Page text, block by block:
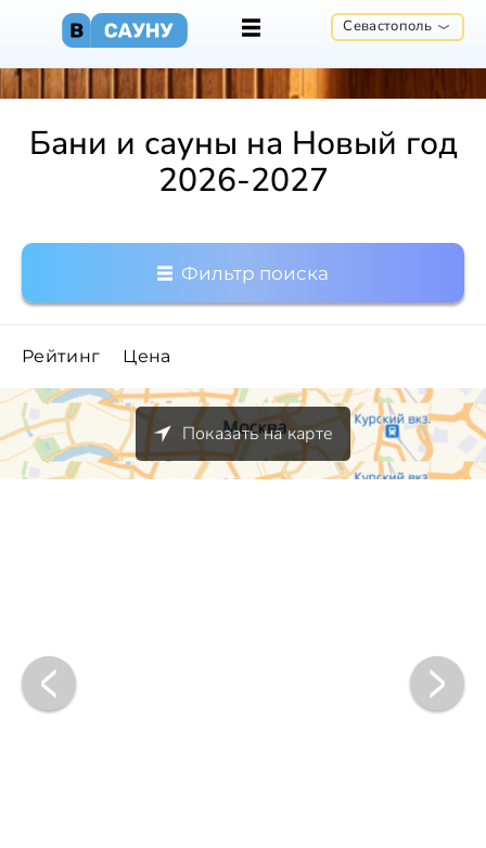
Севастополь
Бани и сауны на Новый год
2026-2027
Фильтр поиска
Рейтинг Цена
Показать на карте